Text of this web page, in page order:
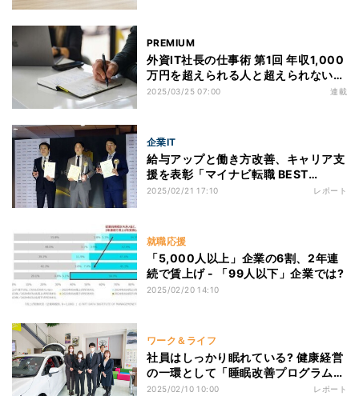
PREMIUM
外資IT社長の仕事術 第1回 年収1,000
万円を超えられる人と超えられない人
の違い
2025/03/25 07:00 連載
企業IT
給与アップと働き方改善、キャリア支
援を表彰「マイナビ転職 BEST
VALUE AWARD」、大賞はどの企業
2025/02/21 17:10 レポート
就職応援
「5,000人以上」企業の6割、2年連
続で賃上げ - 「99人以下」企業では?
2025/02/20 14:10
ワーク＆ライフ
社員はしっかり眠れている? 健康経営
の一環として「睡眠改善プログラム」
を導入した舞台裏を聞いた
2025/02/10 10:00 レポート